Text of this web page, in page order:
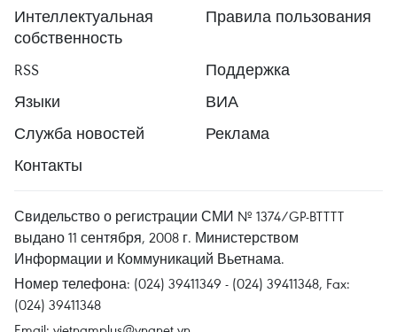
Интеллектуальная
собственность
Правила пользования
RSS
Поддержка
Языки
ВИА
Служба новостей
Реклама
Контакты
Свидельство о регистрации СМИ № 1374/GP-BTTTT
выдано 11 сентября, 2008 г. Министерством
Информации и Коммуникаций Вьетнама.
Номер телефона: (024) 39411349 - (024) 39411348, Fax:
(024) 39411348